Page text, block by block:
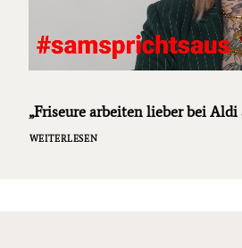
„Friseure arbeiten lieber bei Aldi
WEITERLESEN